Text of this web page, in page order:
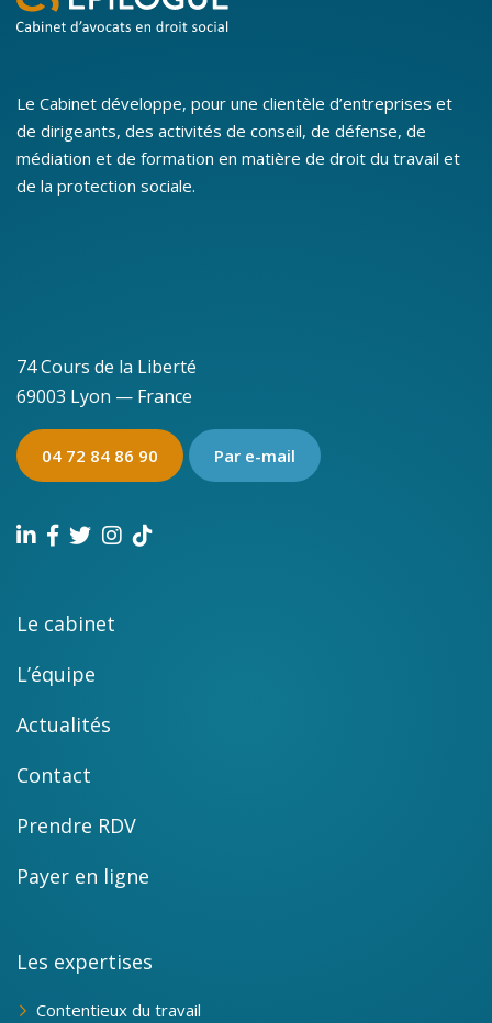
Le Cabinet développe, pour une clientèle d’entreprises et
de dirigeants, des activités de conseil, de défense, de
médiation et de formation en matière de droit du travail et
de la protection sociale.
74 Cours de la Liberté
69003 Lyon — France
04 72 84 86 90 Par e-mail
Le cabinet
L’équipe
Actualités
Contact
Prendre RDV
Payer en ligne
Les expertises
Contentieux du travail